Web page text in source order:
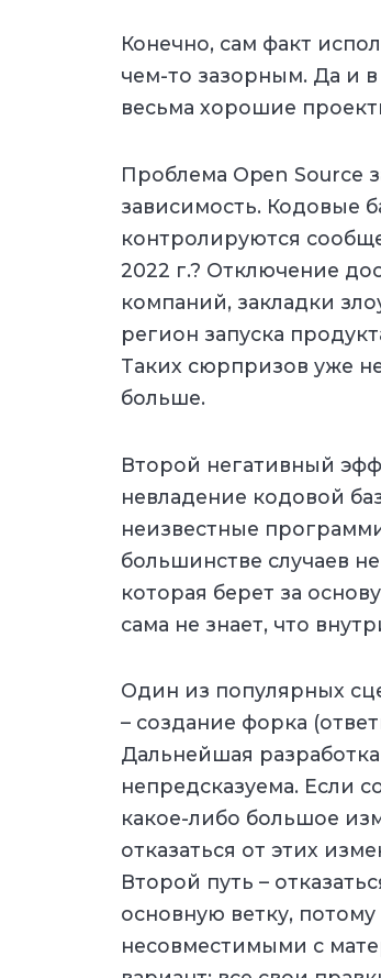
Конечно, сам факт
чем-то зазорным. Да и
весьма хорошие
Проблема Open Source
зависимость. Кодовые
контролируются
2022 г.? Отключение
компаний, закладки
регион запуска
Таких сюрпризов уже
больше.
Второй негативный
невладение кодовой
неизвестные
большинстве случаев
которая берет за
сама не знает, что
Один из популярных
– создание форка
Дальнейшая
непредсказуема. Если
какое-либо большое
отказаться от этих
Второй путь –
основную ветку,
несовместимыми с